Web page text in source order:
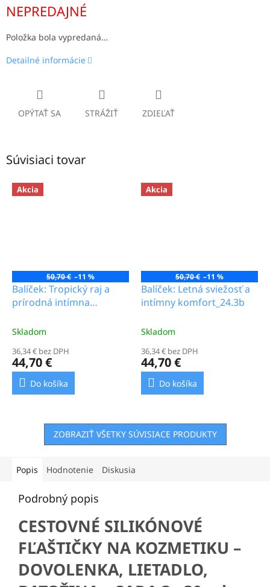
cena:
NEPREDAJNÉ
Položka bola vypredaná…
Detailné informácie
OPÝTAŤ SA STRÁŽIŤ ZDIEĽAŤ
Súvisiaci tovar
Akcia
50,70 € –11 %
Balíček: Tropický raj a
prírodná intímna
Skladom
36,34 € bez DPH
44,70 €
Do košíka
Akcia
50,70 € –11 %
Balíček: Letná sviežosť a
intímny komfort_24.3b
Skladom
36,34 € bez DPH
44,70 €
Do košíka
ZOBRAZIŤ VŠETKY SÚVISIACE PRODUKTY
Popis Hodnotenie Diskusia
Podrobný popis
CESTOVNÉ SILIKÓNOVÉ
FĽAŠTIČKY NA KOZMETIKU –
DOVOLENKA, LIETADLO,